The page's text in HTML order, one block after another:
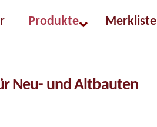
Produkte Merkliste
Neu- und Altbauten